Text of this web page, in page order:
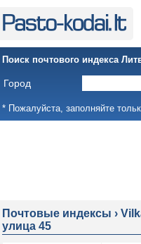
Поиск почтового индекса
Город
* Пожалуйста, заполняйте
Почтовые индексы ›
улица 45